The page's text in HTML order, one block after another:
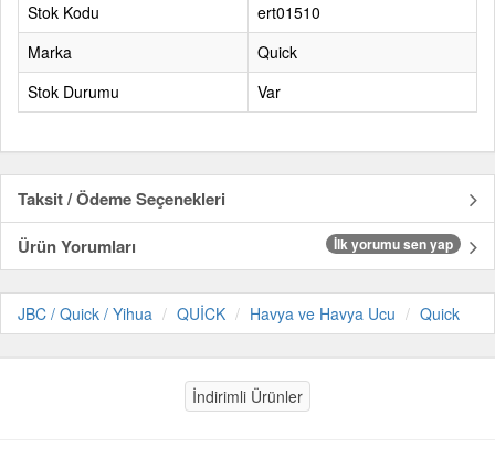
Stok Kodu
ert01510
Marka
Quick
Stok Durumu
Var
Taksit / Ödeme Seçenekleri
Ürün Yorumları
İlk yorumu sen yap
JBC / Quick / Yihua QUİCK Havya ve Havya Ucu Quick
İndirimli Ürünler